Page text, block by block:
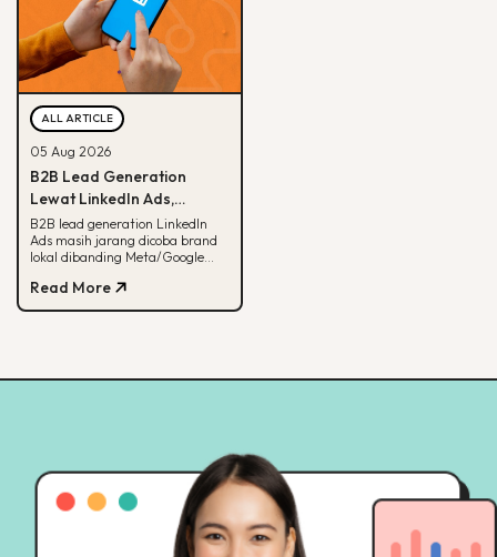
ALL ARTICLE
05 Aug 2026
B2B Lead Generation
Lewat LinkedIn Ads,
Strategi yang Masih
Jarang Dicoba Brand
Lokal
B2B lead generation LinkedIn
Ads masih jarang dicoba brand
lokal dibanding Meta/Google
unggul buat B2B dan cara
eksekusinya.
Read More